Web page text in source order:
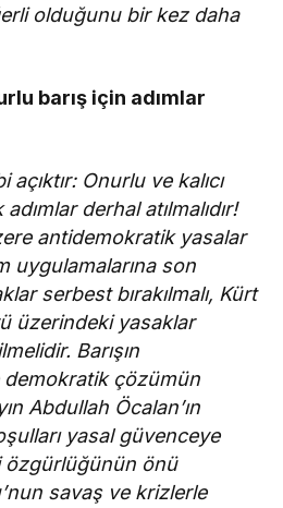
olduğunu bir kez daha
barış için adımlar
Onurlu ve kalıcı
derhal atılmalıdır!
antidemokratik yasalar
uygulamalarına son
serbest bırakılmalı, Kürt
üzerindeki yasaklar
Barışın
demokratik çözümün
Abdullah Öcalan’ın
yasal güvenceye
özgürlüğünün önü
savaş ve krizlerle